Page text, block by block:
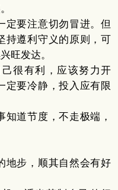
定要注意切勿冒进。但
持遵利守义的原则，可
旺发达。
很有利，应该努力开
定要冷静，投入应有限
知道节度，不走极端，
地步，顺其自然会有好